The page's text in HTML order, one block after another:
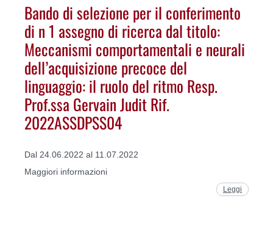
Bando di selezione per il conferimento
di n 1 assegno di ricerca dal titolo:
Meccanismi comportamentali e neurali
dell’acquisizione precoce del
linguaggio: il ruolo del ritmo Resp.
Prof.ssa Gervain Judit Rif.
2022ASSDPSS04
Dal 24.06.2022 al 11.07.2022
Maggiori informazioni
Leggi